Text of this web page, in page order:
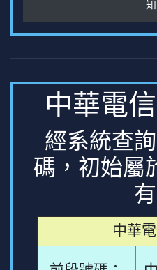
知
中華電
經系統查
碼，初始屬
中華